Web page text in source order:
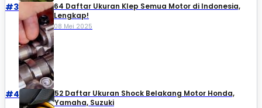
#3
64 Daftar Ukuran Klep Semua Motor di Indonesia,
Lengkap!
08 Mei 2025
#4
52 Daftar Ukuran Shock Belakang Motor Honda,
Yamaha, Suzuki​